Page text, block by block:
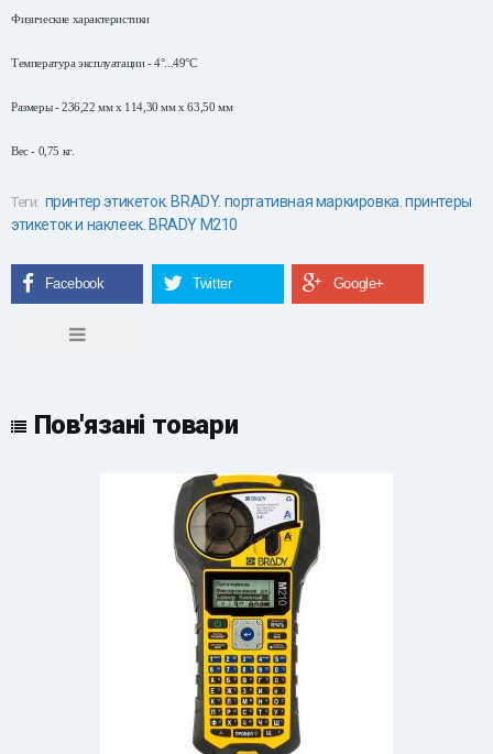
Физические характеристики
Температура эксплуатации - 4°...49°C
Размеры -236,22 ммx 114,30 ммx63,50 мм
Вес - 0,75 кг.
Теги: принтер этикеток. BRADY. портативная маркировка. принтеры
этикеток и наклеек. BRADY M210
Пов'язані товари